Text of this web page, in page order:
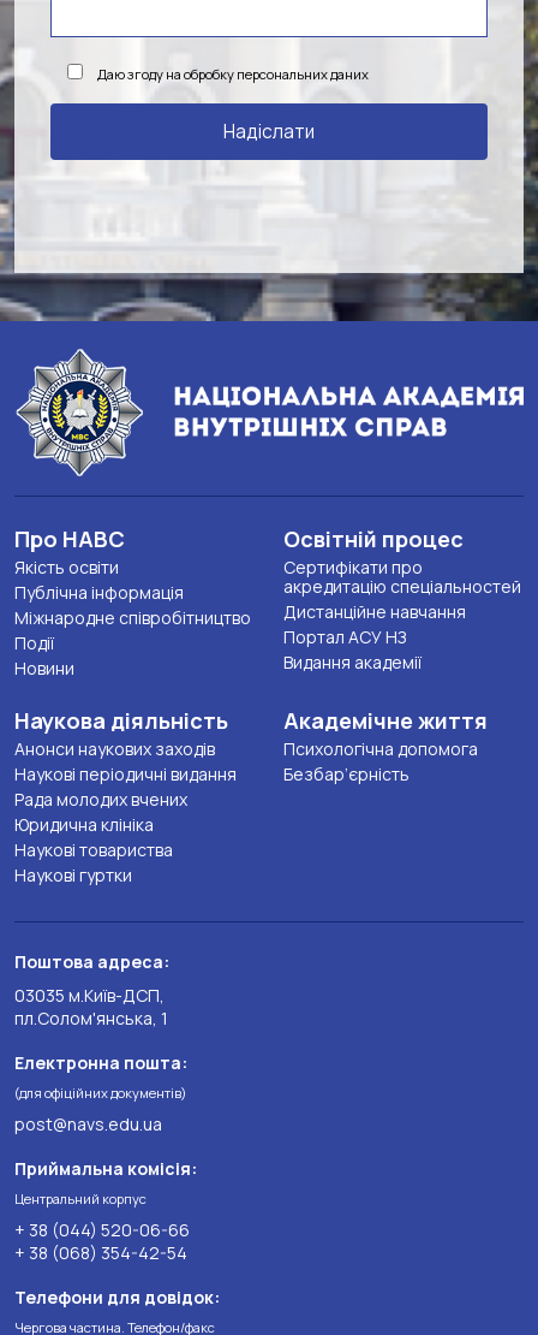
Даю згоду на обробку персональних даних
Про НАВС
Якість освіти
Публічна інформація
Міжнародне співробітництво
Події
Новини
Освітній процес
Сертифікати про
акредитацію спеціальностей
Дистанційне навчання
Портал АСУ НЗ
Видання академії
Наукова діяльність
Анонси наукових заходів
Наукові періодичні видання
Рада молодих вчених
Юридична клініка
Наукові товариства
Наукові гуртки
Академічне життя
Психологічна допомога
Безбар’єрність
Поштова адреса:
03035 м.Київ-ДСП,
пл.Солом'янська, 1
Електронна пошта:
(для офіційних документів)
post@navs.edu.ua
Приймальна комісія:
Центральний корпус
+ 38 (044) 520-06-66
+ 38 (068) 354-42-54
Телефони для довідок:
Чергова частина. Телефон/факс